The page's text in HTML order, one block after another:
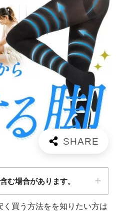
む場合があります。
買う方法をを知りたい方は